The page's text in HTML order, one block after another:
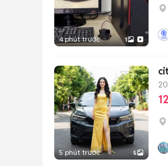
4 phút trước 1
5 phút trước 5